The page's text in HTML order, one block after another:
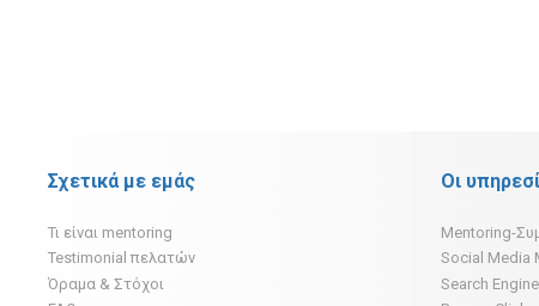
Σχετικά με εμάς
Τι είναι mentoring
Testimonial πελατών
Όραμα & Στόχοι
Οι
Mentoring-
Social Media
Search